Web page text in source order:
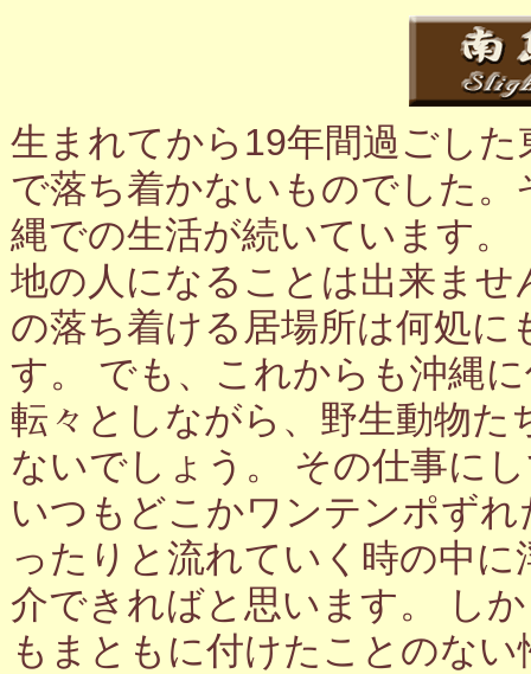
生まれてから19年間過ごし
で落ち着かないものでした
縄での生活が続いています
地の人になることは出来ま
の落ち着ける居場所は何処
す。 でも、これからも沖縄
転々としながら、野生動物
ないでしょう。 その仕事に
いつもどこかワンテンポず
ったりと流れていく時の中
介できればと思います。 し
もまともに付けたことのな